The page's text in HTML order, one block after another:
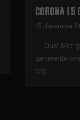
CORONA 15
15 december
→ Dus! Met
gemeente
erg…